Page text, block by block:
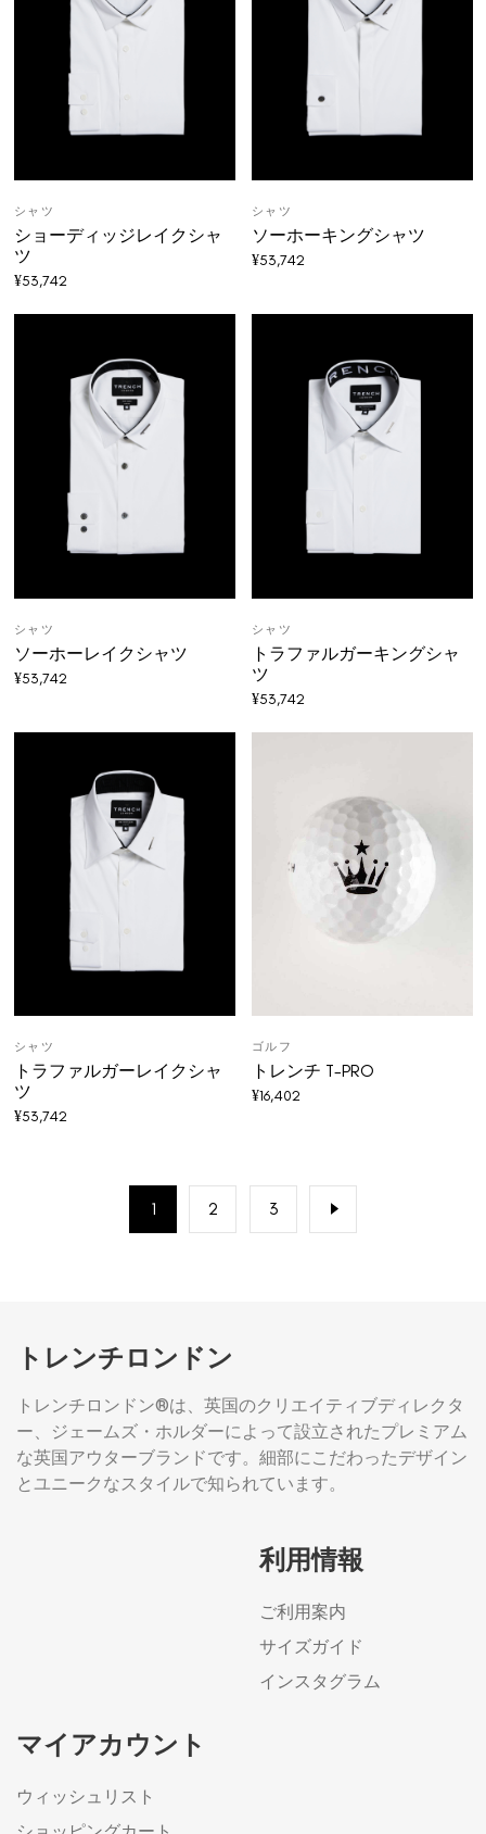
シャツ
ショーディッジレイクシャ
ツ
¥53,742
シャツ
ソーホーキングシャツ
¥53,742
シャツ
ソーホーレイクシャツ
¥53,742
シャツ
トラファルガーキングシャ
ツ
¥53,742
シャツ
トラファルガーレイクシャ
ツ
¥53,742
ゴルフ
トレンチ T-PRO
¥16,402
1 2 3
トレンチロンドン
トレンチロンドン®は、英国のクリエイティブディレクタ
ー、ジェームズ・ホルダーによって設立されたプレミアム
な英国アウターブランドです。細部にこだわったデザイン
とユニークなスタイルで知られています。
利用情報
ご利用案内
サイズガイド
インスタグラム
マイアカウント
ウィッシュリスト